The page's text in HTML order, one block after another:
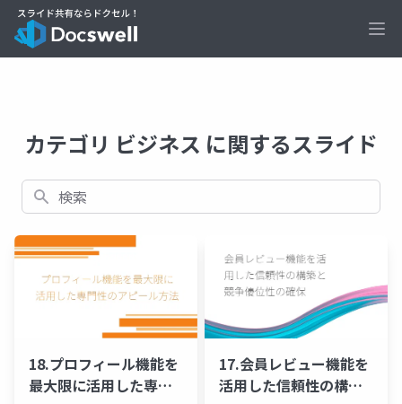
カテゴリ ビジネス に関するスライド
検索
18.プロフィール機能を
最大限に活用した専門
17.会員レビュー機能を
活用した信頼性の構築